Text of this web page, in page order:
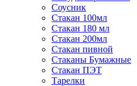
Соусник
Стакан 100мл
Стакан 180 мл
Стакан 200мл
Стакан пивной
Стаканы Бумажные
Стакан ПЭТ
Тарелки